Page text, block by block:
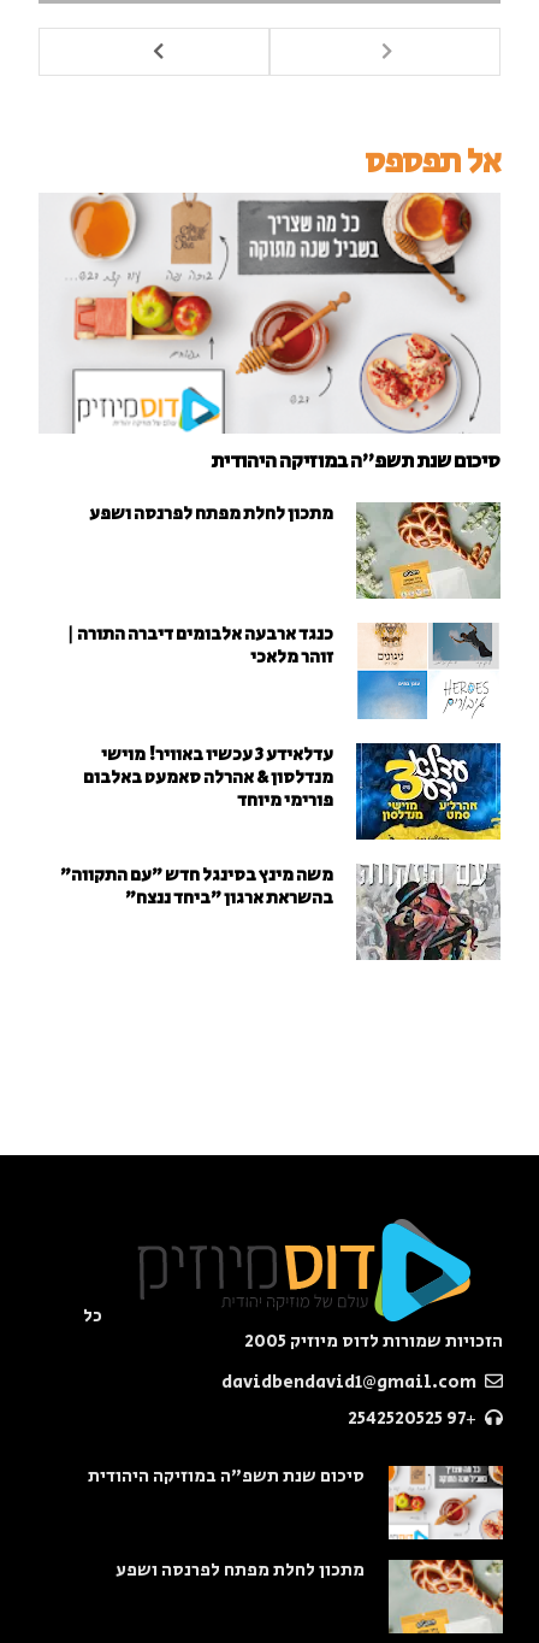
אל תפספס
סיכום שנת תשפ"ה במוזיקה היהודית
מתכון לחלת מפתח לפרנסה ושפע
כנגד ארבעה אלבומים דיברה התורה |
זוהר מלאכי
עדלאידע 3 עכשיו באוויר! מוישי
מנדלסון & אהרלה סאמעט באלבום
פורימי מיוחד
משה מינץ בסינגל חדש ״עם התקווה״
בהשראת ארגון "ביחד ננצח"
כל
הזכויות שמורות לדוס מיוזיק 2005
+97 2542520525
סיכום שנת תשפ"ה במוזיקה היהודית
מתכון לחלת מפתח לפרנסה ושפע